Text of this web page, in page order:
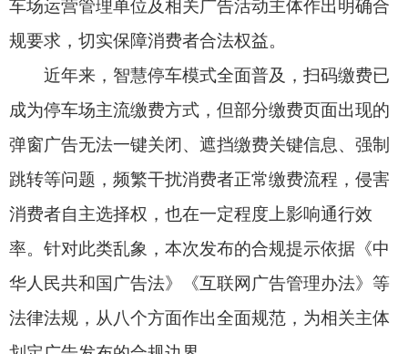
消费者自主选择权，也在一定程度上影响通行效
率。针对此类乱象，本次发布的合规提示依据《中
华人民共和国广告法》《互联网广告管理办法》等
法律法规，从八个方面作出全面规范，为相关主体
划定广告发布的合规边界。
传的商品或服务实际情况相符，不得含有虚假或引
人误解的内容，不得欺骗、误导消费者；广告用语
应当以国家通用语言文字为基本规范。同时，发布
的商业广告必须具备可识别性，需在广告区域显著
位置明确标明“广告”字样，严禁使用“推荐”“温馨提